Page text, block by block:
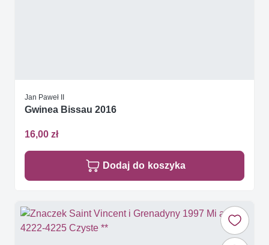
Jan Paweł II
Gwinea Bissau 2016
16,00 zł
Dodaj do koszyka